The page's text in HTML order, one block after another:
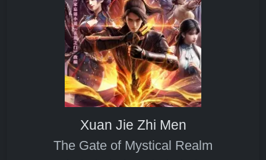
Xuan Jie Zhi Men
The Gate of Mystical Realm